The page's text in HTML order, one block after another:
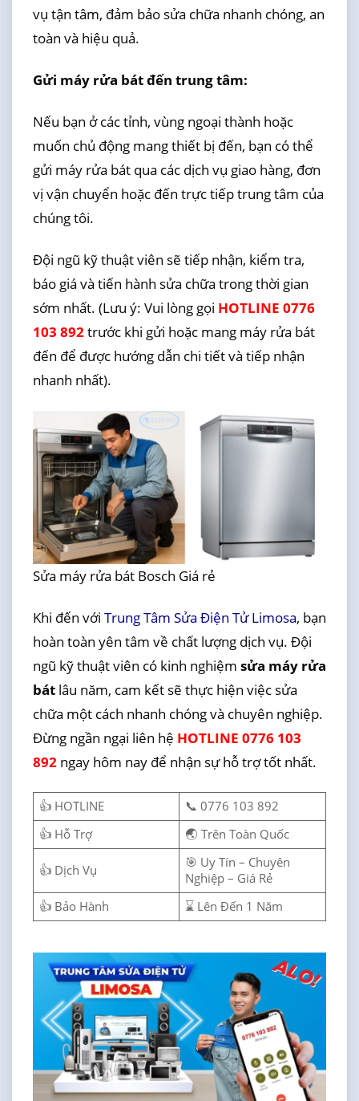
vụ tận tâm, đảm bảo sửa chữa nhanh chóng, an
toàn và hiệu quả.
Gửi máy rửa bát đến trung tâm:
Nếu bạn ở các tỉnh, vùng ngoại thành hoặc
muốn chủ động mang thiết bị đến, bạn có thể
gửi máy rửa bát qua các dịch vụ giao hàng, đơn
vị vận chuyển hoặc đến trực tiếp trung tâm của
chúng tôi.
Đội ngũ kỹ thuật viên sẽ tiếp nhận, kiểm tra,
báo giá và tiến hành sửa chữa trong thời gian
sớm nhất. (Lưu ý: Vui lòng gọi HOTLINE 0776
103 892trước khi gửi hoặc mang máy rửa bát
đến để được hướng dẫn chi tiết và tiếp nhận
nhanh nhất).
Sửa máy rửa bát Bosch Giá rẻ
Khi đến với Trung Tâm Sửa Điện Tử Limosa, bạn
hoàn toàn yên tâm về chất lượng dịch vụ. Đội
ngũ kỹ thuật viên có kinh nghiệm sửa máy rửa
bátlâu năm, cam kết sẽ thực hiện việc sửa
chữa một cách nhanh chóng và chuyên nghiệp.
Đừng ngần ngại liên hệ HOTLINE 0776 103
892ngay hôm nay để nhận sự hỗ trợ tốt nhất.
👍 HOTLINE
📞 0776 103 892
👍 Hỗ Trợ
🌏 Trên Toàn Quốc
👍 Dịch Vụ
🎯 Uy Tín – Chuyên
Nghiệp – Giá Rẻ
👍 Bảo Hành
⌛ Lên Đến 1 Năm